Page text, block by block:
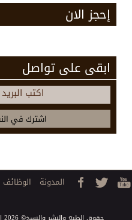
إحجز الان
ابقى على تواصل
اكتب
المدونة الوظائف